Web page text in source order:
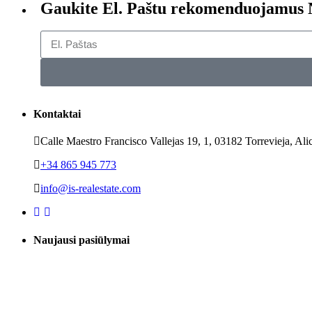
Gaukite El. Paštu rekomenduojamus
Kontaktai
Calle Maestro Francisco Vallejas 19, 1, 03182 Torrevieja,
+34 865 945 773
info@is-realestate.com
Naujausi pasiūlymai